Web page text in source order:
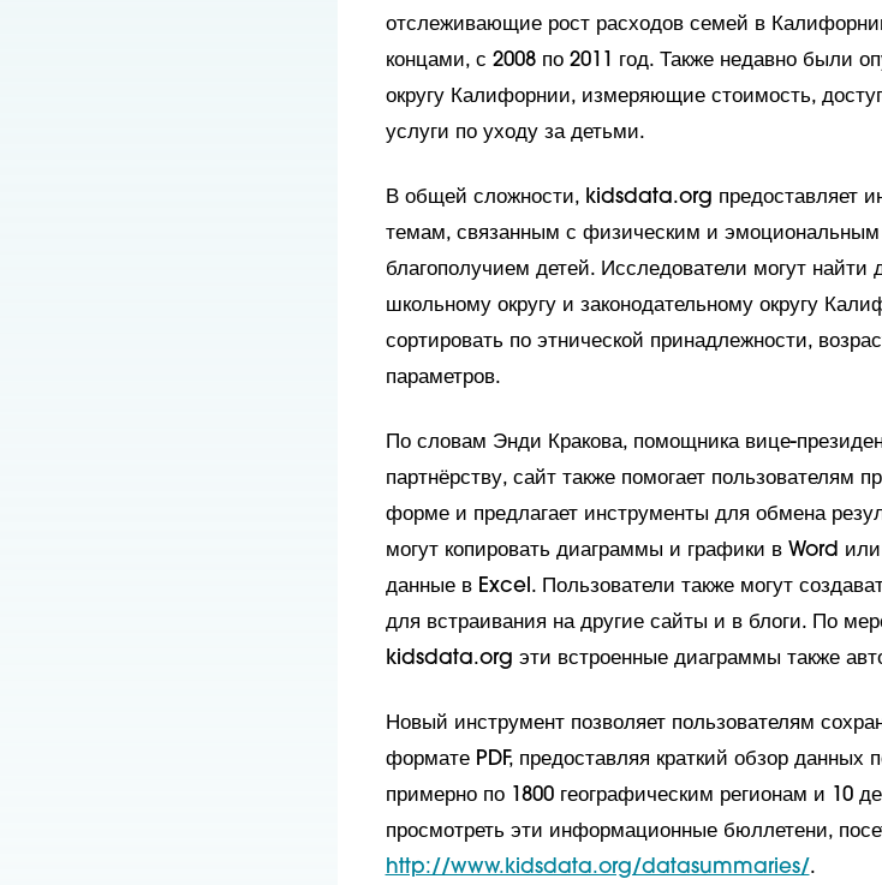
отслеживающие рост расходов семей в
концами, с 2008 по 2011 год. Также недавно были
округу Калифорнии, измеряющие стоимость,
услуги по уходу за детьми.
В общей сложности, kidsdata.org предоставляет
темам, связанным с физическим и эмоциональным
благополучием детей. Исследователи могут найти
школьному округу и законодательному округу
сортировать по этнической принадлежности,
параметров.
По словам Энди Кракова, помощника вице-
партнёрству, сайт также помогает пользователям
форме и предлагает инструменты для обмена
могут копировать диаграммы и графики в Word
данные в Excel. Пользователи также могут
для встраивания на другие сайты и в блоги. По
kidsdata.org эти встроенные диаграммы также
Новый инструмент позволяет пользователям
формате PDF, предоставляя краткий обзор
примерно по 1800 географическим регионам и 10
просмотреть эти информационные бюллетени,
http://www.kidsdata.org/datasummaries/.